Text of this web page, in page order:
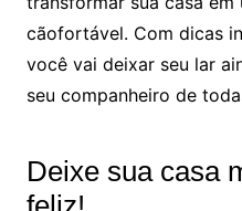
cãofortável. Com dicas
você vai deixar seu lar
seu companheiro de
Deixe sua casa